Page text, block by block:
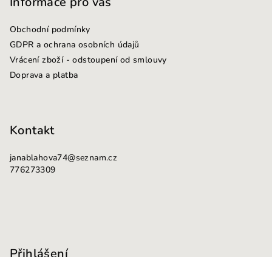
Obchodní podmínky
GDPR a ochrana osobních údajů
Vrácení zboží - odstoupení od smlouvy
Doprava a platba
Kontakt
janablahova74@seznam.cz
776273309
Přihlášení